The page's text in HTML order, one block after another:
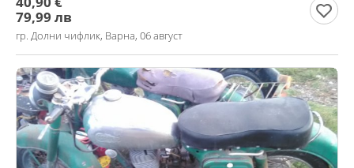
79,99 лв
гр. Долни чифлик, Варна, 06 август